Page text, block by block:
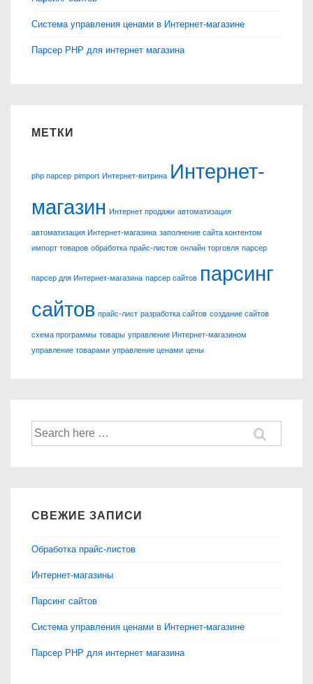
Система управления ценами в Интернет-магазине
Парсер PHP для интернет магазина
МЕТКИ
php парсер pimport Интернет-витрина Интернет-
магазин Интернет продажи автоматизация
автоматизация Интернет-магазина заполнение сайта контентом
импорт товаров обработка прайс-листов онлайн торговля парсер
парсер для Интернет-магазина парсер сайтов парсинг
сайтов прайс-лист разработка сайтов создание сайтов
схема программы товары управление Интернет-магазином
управление товарами управление ценами цены
Найти:
СВЕЖИЕ ЗАПИСИ
Обработка прайс-листов
Интернет-магазины
Парсинг сайтов
Система управления ценами в Интернет-магазине
Парсер PHP для интернет магазина